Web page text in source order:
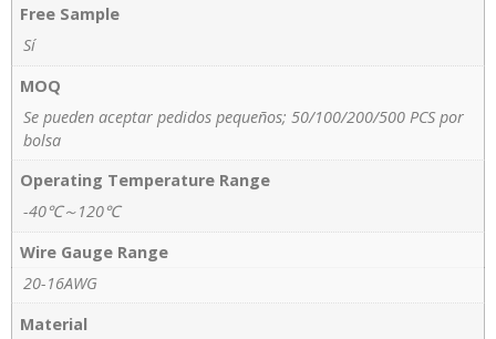
Free Sample
Sí
MOQ
Se pueden aceptar pedidos pequeños; 50/100/200/500 PCS por
bolsa
Operating Temperature Range
-40℃～120℃
Wire Gauge Range
20-16AWG
Material